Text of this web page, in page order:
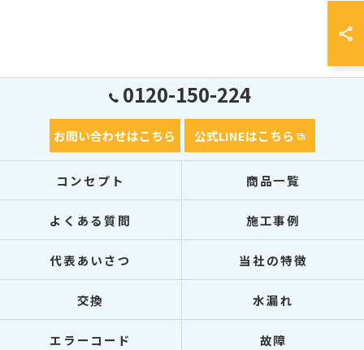
0120-150-224
お問い合わせはこちら 公式LINEはこちら
コンセプト 商品一覧
よくある質問 施工事例
代表あいさつ 当社の特徴
交換 水漏れ
エラーコード 故障